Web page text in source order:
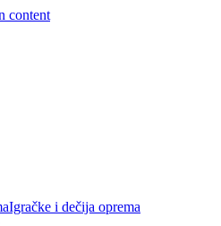
content
Igračke i dečija oprema